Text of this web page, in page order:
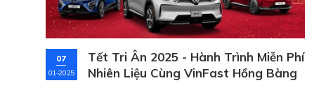
07
01-2025
Tết Tri Ân 2025 - Hành Trình Miễn Phí
Nhiên Liệu Cùng VinFast Hồng Bàng